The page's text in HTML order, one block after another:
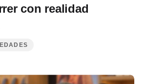
con realidad